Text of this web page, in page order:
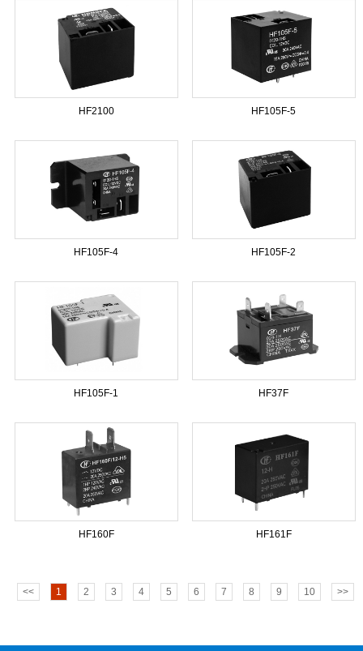
HF2100 HF105F-5
HF105F-4 HF105F-2
HF105F-1 HF37F
HF160F HF161F
<< 1 2 3 4 5 6 7 8 9 10 >>